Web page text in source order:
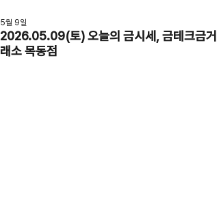
2026.05.09(토) 오늘의 금시세, 금테크금거
래소 목동점
5월 9일